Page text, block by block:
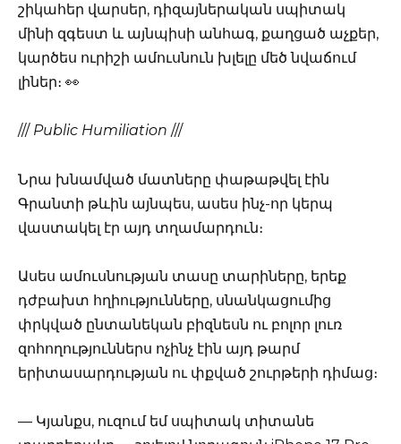
շիկահեր վարսեր, դիզայներական սպիտակ
մինի զգեստ և այնպիսի անհագ, քաղցած աչքեր,
կարծես ուրիշի ամուսնուն խլելը մեծ նվաճում
լիներ։ 👀
/// Public Humiliation ///
Նրա խնամված մատները փաթաթվել էին
Գրանտի թևին այնպես, ասես ինչ-որ կերպ
վաստակել էր այդ տղամարդուն։
Ասես ամուսնության տասը տարիները, երեք
դժբախտ հղիությունները, սնանկացումից
փրկված ընտանեկան բիզնեսն ու բոլոր լուռ
զոհողություններս ոչինչ էին այդ թարմ
երիտասարդության ու փքված շուրթերի դիմաց։
— Կյանքս, ուզում եմ սպիտակ տիտանե